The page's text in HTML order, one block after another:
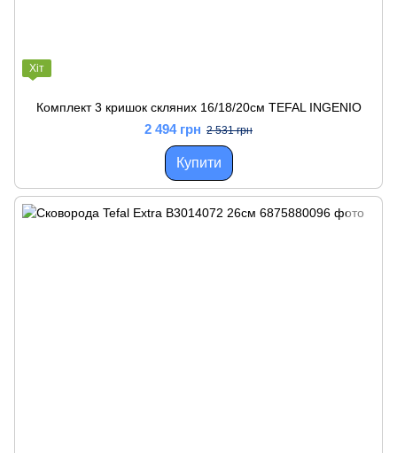
Хіт
Комплект 3 кришок скляних 16/18/20см TEFAL INGENIO
2 494 грн 2 531 грн
Купити